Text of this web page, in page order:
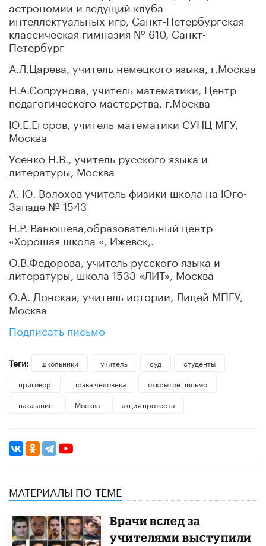
астрономии и ведущий клуба
интеллектуальных игр, Санкт-Петербургская
классическая гимназия № 610, Санкт-
Петербург
А.Л.Царева, учитель немецкого языка, г.Москва
Н.А.Сопрунова, учитель математики, Центр
педагогического мастерства, г.Москва
Ю.Е.Егоров, учитель математики СУНЦ МГУ,
Москва
Усенко Н.В., учитель русского языка и
литературы, Москва
А. Ю. Волохов учитель физики школа на Юго-
Западе № 1543
Н.Р. Ванюшева,образовательный центр
«Хорошая школа «, Ижевск,.
О.В.Федорова, учитель русского языка и
литературы, школа 1533 «ЛИТ», Москва
О.А. Донская, учитель истории, Лицей МПГУ,
Москва
Подписать письмо
Теги: школьники учитель суд
студенты
приговор
права человека
открытое письмо
наказание
Москва акция протеста
МАТЕРИАЛЫ ПО ТЕМЕ
Врачи вслед за
учителями выступили